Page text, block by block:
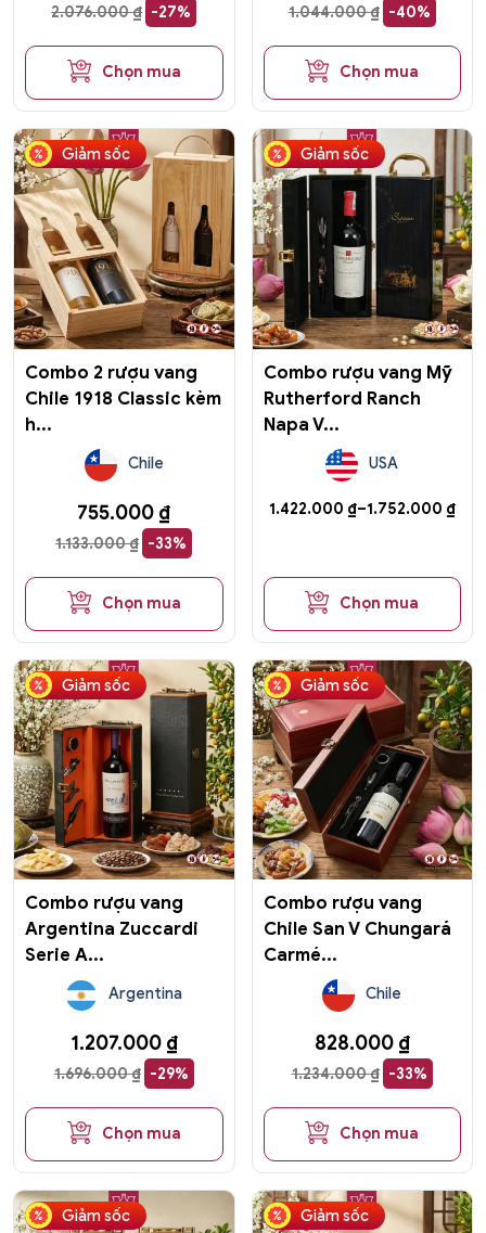
2.076.000₫ -27%
Chọn mua
1.044.000₫ -40%
Chọn mua
Giảm sốc
Combo 2 rượu vang
Chile 1918 Classic kèm
h...
Chile
1.133.000₫ -33%
755.000 ₫
Chọn mua
Giảm sốc
Combo rượu vang Mỹ
Rutherford Ranch
Napa V...
USA
1.422.000 ₫–1.752.000 ₫
Khoảng
1.422.000 ₫
đến
Chọn mua
Sản
phẩm
này
có
nhiều
biến
thể.
Các
tùy
chọn
có
thể
chọn
sản
Giảm sốc
Combo rượu vang
Argentina Zuccardi
Serie A...
Argentina
1.696.000₫ -29%
1.207.000 ₫
Chọn mua
Giảm sốc
Combo rượu vang
Chile San V Chungará
Carmé...
Chile
1.234.000₫ -33%
828.000 ₫
Chọn mua
Giảm sốc Giảm sốc